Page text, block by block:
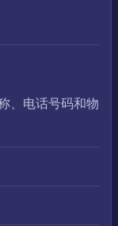
、电话号码和物